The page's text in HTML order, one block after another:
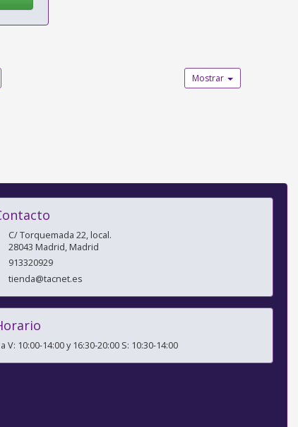
Mostrar
C/ Torquemada 22, local.
28043 Madrid,Madrid
913320929
tienda@tacnet.es
V: 10:00-14:00 y 16:30-20:00 S: 10:30-14:00